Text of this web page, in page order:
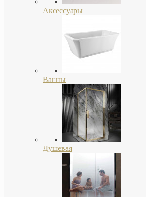
Аксессуары
Ванны
Душевая